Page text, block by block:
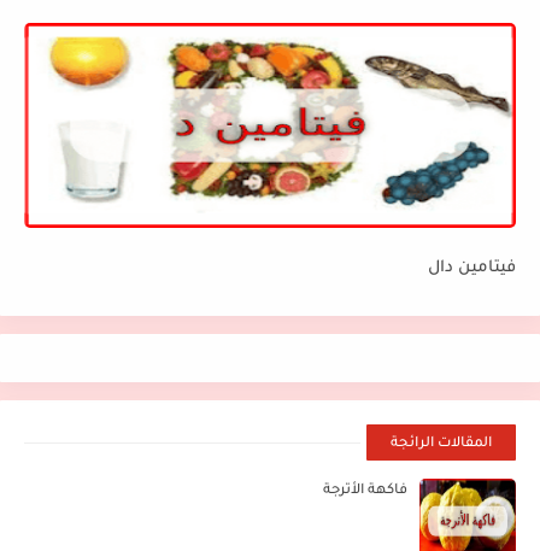
فيتامين دال
المقالات الرائجة
فاكهة الأترجة